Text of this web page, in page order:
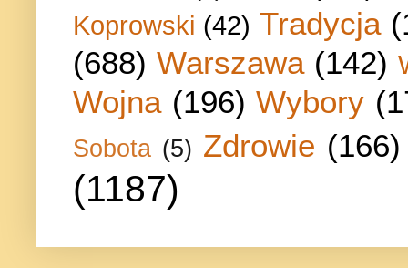
Koprowski (42) Tradycja
(688) Warszawa (142)
Wojna (196) Wybory
Sobota (5) Zdrowie (166)
(1187)